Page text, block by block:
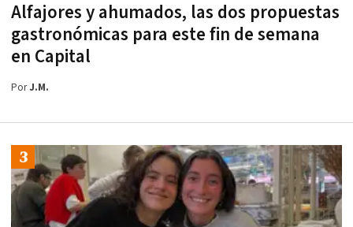
Alfajores y ahumados, las dos propuestas
gastronómicas para este fin de semana
en Capital
PorJ.M.